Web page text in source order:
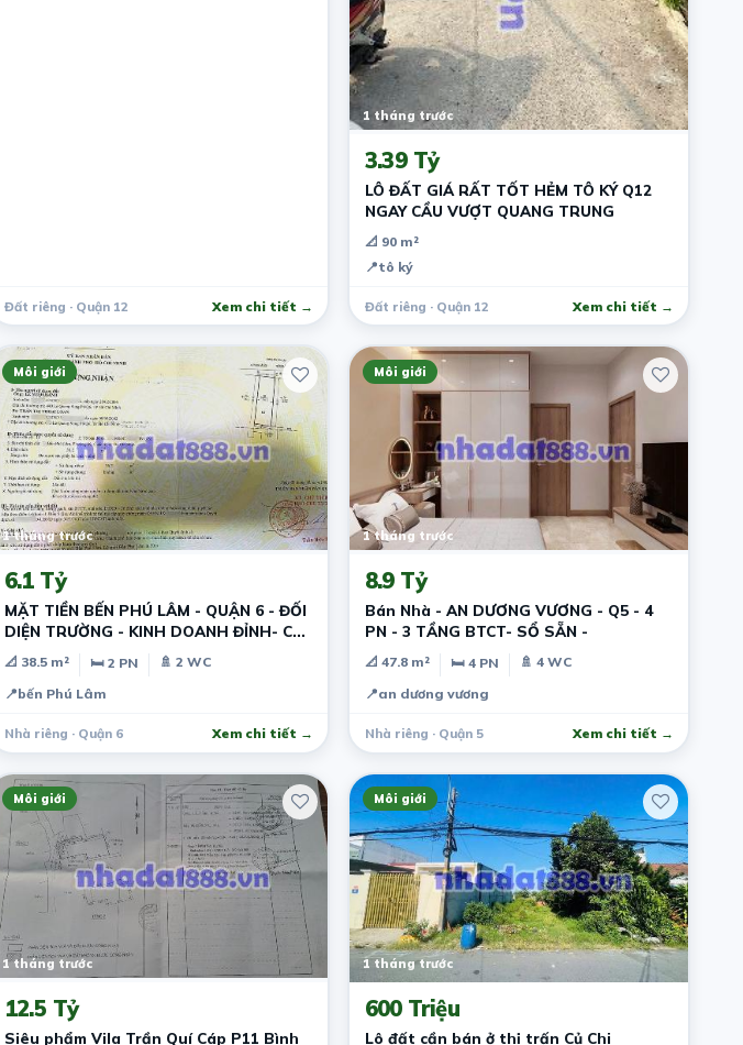
Đất riêng · Quận 12 Xem chi tiết →
1 tháng trước
3.39 Tỷ
LÔ ĐẤT GIÁ RẤT TỐT HẺM TÔ KÝ Q12
NGAY CẦU VƯỢT QUANG TRUNG
📐 90 m²
📍tô ký
Đất riêng · Quận 12 Xem chi tiết →
Môi giới
1 tháng trước
6.1 Tỷ
MẶT TIỀN BẾN PHÚ LÂM - QUẬN 6 - ĐỐI
DIỆN TRƯỜNG - KINH DOANH ĐỈNH- CHỈ
6,1 T, Y
📐 38.5 m² 🛏 2 PN
🚿 2 WC
📍bến Phú Lâm
Nhà riêng · Quận 6 Xem chi tiết →
Môi giới
1 tháng trước
8.9 Tỷ
Bán Nhà - AN DƯƠNG VƯƠNG - Q5 - 4
PN - 3 TẦNG BTCT- SỔ SẴN -
📐 47.8 m² 🛏 4 PN
🚿 4 WC
📍an dương vương
Nhà riêng · Quận 5 Xem chi tiết →
Môi giới
1 tháng trước
12.5 Tỷ
Siêu phẩm Vila Trần Quí Cáp P11 Bình
Môi giới
1 tháng trước
600 Triệu
Lô đất cần bán ở thị trấn Củ Chi